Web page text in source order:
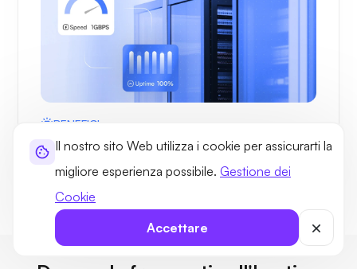
Il nostro sito Web utilizza i cookie per assicurarti la
migliore esperienza possibile. Gestione dei
Cookie
Accettare
BENEFICI
I vantaggi dell'hosting VPS UltaHost in
Thailandia